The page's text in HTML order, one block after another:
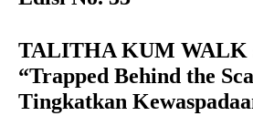
TALITHA KUM WALK
“Trapped Behind the
Tingkatkan